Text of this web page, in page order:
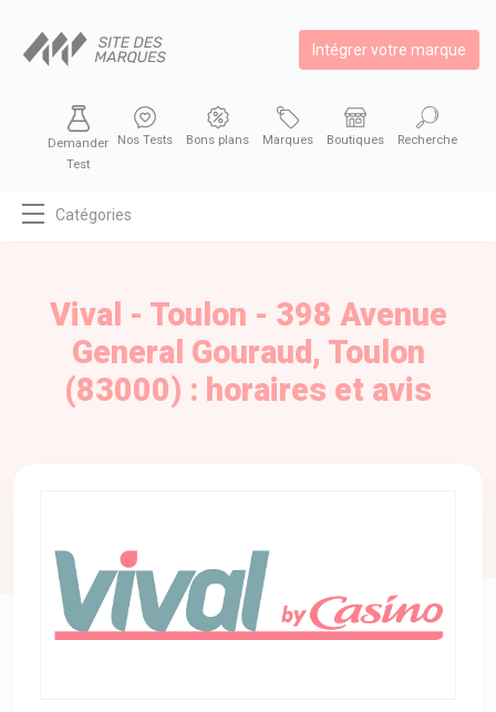
Intégrer votre marque
Demander
Test
Nos Tests Bons plans Marques Boutiques Recherche
Catégories
BIO & ENVIRONNEMENT
ENTREPRISE
ANIMAUX
Vival - Toulon - 398 Avenue
General Gouraud, Toulon
(83000) : horaires et avis